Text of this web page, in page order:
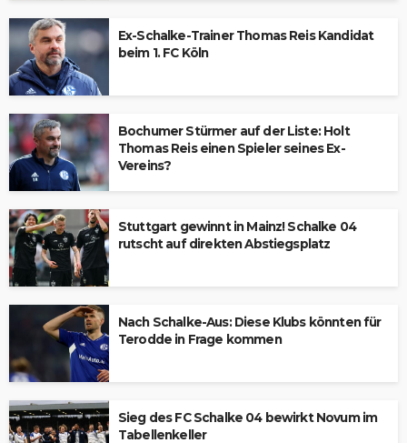
Ex-Schalke-Trainer Thomas Reis Kandidat
beim 1. FC Köln
Bochumer Stürmer auf der Liste: Holt
Thomas Reis einen Spieler seines Ex-
Vereins?
Stuttgart gewinnt in Mainz! Schalke 04
rutscht auf direkten Abstiegsplatz
Nach Schalke-Aus: Diese Klubs könnten für
Terodde in Frage kommen
Sieg des FC Schalke 04 bewirkt Novum im
Tabellenkeller